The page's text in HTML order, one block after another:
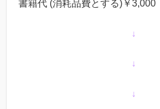
書籍代 (消耗品費とする)￥3,000
↓
↓
↓